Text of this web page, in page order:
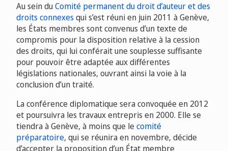
Au sein duComité permanent du droit d’auteur et des
droits connexes qui s’est réuni en juin 2011 à Genève,
les États membres sont convenus d’un texte de
compromis pour la disposition relative à la cession
des droits, qui lui conférait une souplesse suffisante
pour pouvoir être adaptée aux différentes
législations nationales, ouvrant ainsi la voie à la
conclusion d’un traité.
La conférence diplomatique sera convoquée en 2012
et poursuivra les travaux entrepris en 2000. Elle se
tiendra à Genève, à moins que lecomité
préparatoire, qui se réunira en novembre, décide
d’accepter la proposition d’un État membre